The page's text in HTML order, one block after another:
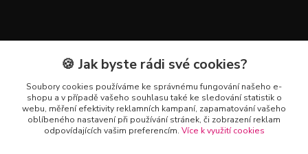
Kontakty
+420 602 223 614
info@zahradnictvipetro.cz
🍪 Jak byste rádi své cookies?
Soubory cookies používáme ke správnému fungování našeho e-
shopu a v případě vašeho souhlasu také ke sledování statistik o
webu, měření efektivity reklamních kampaní, zapamatování vašeho
oblíbeného nastavení při používání stránek, či zobrazení reklam
odpovídajících vašim preferencím. Více k využití cookies